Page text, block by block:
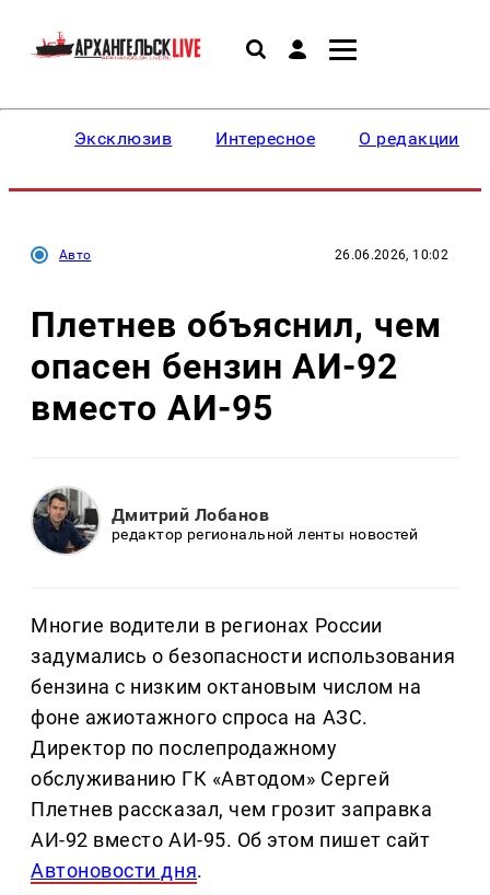
Эксклюзив Интересное О редакции
Авто 26.06.2026, 10:02
Плетнев объяснил, чем
опасен бензин АИ-92
вместо АИ-95
Дмитрий Лобанов
редактор региональной ленты новостей
Многие водители в регионах России
задумались о безопасности использования
бензина с низким октановым числом на
фоне ажиотажного спроса на АЗС.
Директор по послепродажному
обслуживанию ГК «Автодом» Сергей
Плетнев рассказал, чем грозит заправка
АИ-92 вместо АИ-95. Об этом пишет сайт
Автоновости дня.